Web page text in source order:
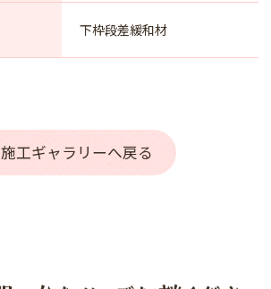
下枠段差緩和材
施工ギャラリーへ戻る